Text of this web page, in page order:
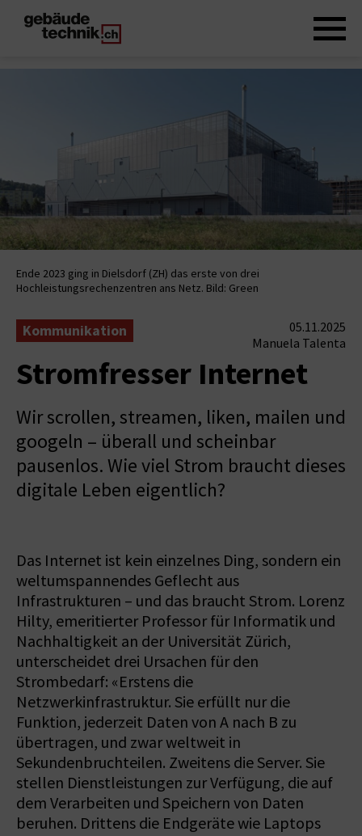
Ende 2023 ging in Dielsdorf (ZH) das erste von drei
Hochleistungsrechenzentren ans Netz. Bild: Green
Kommunikation
05.11.2025
Manuela Talenta
Stromfresser Internet
Wir scrollen, streamen, liken, mailen und
googeln – überall und scheinbar
pausenlos. Wie viel Strom braucht dieses
digitale Leben eigentlich?
Das Internet ist kein einzelnes Ding, sondern ein
weltumspannendes Geflecht aus
Infrastrukturen – und das braucht Strom. Lorenz
Hilty, emeritierter Professor für Informatik und
Nachhaltigkeit an der Universität Zürich,
unterscheidet drei Ursachen für den
Strombedarf: «Erstens die
Netzwerkinfrastruktur. Sie erfüllt nur die
Funktion, jederzeit Daten von A nach B zu
übertragen, und zwar weltweit in
Sekundenbruchteilen. Zweitens die Server. Sie
stellen Dienstleistungen zur Verfügung, die auf
dem Verarbeiten und Speichern von Daten
beruhen. Drittens die Endgeräte wie Laptops